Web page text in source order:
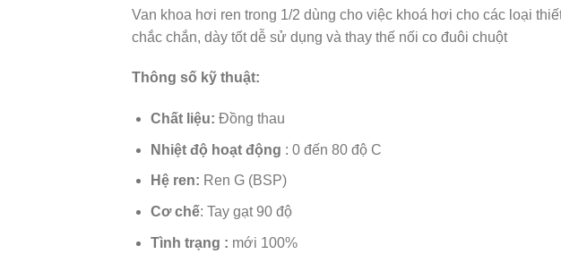
Van khoa hơi ren trong 1/2 dùng cho việc khoá hơi cho các loại
chắc chắn, dày tốt dễ sử dụng và thay thế nối co đuôi chuột
Thông số kỹ thuật:
Chất liệu: Đồng thau
Nhiệt độ hoạt động : 0 đến 80 độ C
Hệ ren: Ren G (BSP)
Cơ chế: Tay gạt 90 độ
Tình trạng : mới 100%